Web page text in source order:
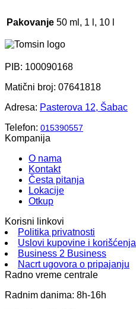
Pakovanje 50 ml, 1 l, 10 l
PIB: 100090168
Matični broj: 07641818
Adresa: Pasterova 12, Šabac
Telefon: 015390557
Kompanija
O nama
Kontakt
Česta pitanja
Lokacije
Otkup
Korisni linkovi
Politika privatnosti
Uslovi kupovine i korišćenja
Business 2 Business
Nacrt ugovora o pripajanju
Radno vreme centrale
Radnim danima: 8h-16h